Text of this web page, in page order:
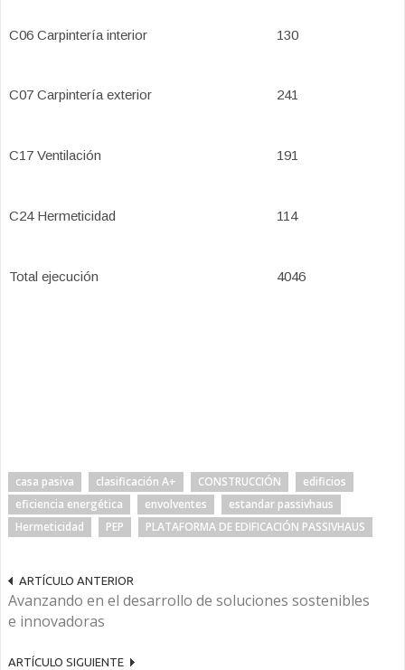
C06 Carpintería interior 130
C07 Carpintería exterior 241
C17 Ventilación 191
C24 Hermeticidad 114
Total ejecución 4046
casa pasiva clasificación A+ CONSTRUCCIÓN
edificios
eficiencia energética
envolventes
estandar passivhaus
Hermeticidad
PEP PLATAFORMA DE EDIFICACIÓN PASSIVHAUS
ARTÍCULO ANTERIOR
Avanzando en el desarrollo de soluciones sostenibles
e innovadoras
ARTÍCULO SIGUIENTE